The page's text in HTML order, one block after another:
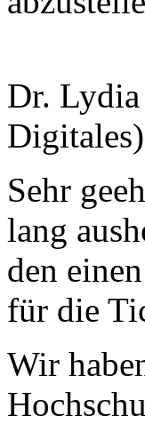
Dr.
Sehr
lang
den
für die
Wir